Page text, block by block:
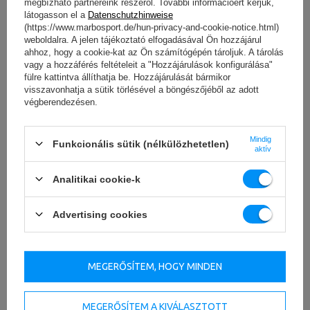
Stabil konstrukció - professzionális használatra szánt
látogasson el a Datenschutzhinweise
(https://www.marbosport.de/hun-privacy-and-cookie-notice.html)
weboldalra. A jelen tájékoztató elfogadásával Ön hozzájárul
ahhoz, hogy a cookie-kat az Ön számítógépén tároljuk. A tárolás
vagy a hozzáférés feltételeit a "Hozzájárulások konfigurálása"
fülre kattintva állíthatja be. Hozzájárulását bármikor
visszavonhatja a sütik törlésével a böngészőjéből az adott
végberendezésen.
Funkcionális sütik (nélkülözhetetlen)
Mindig
aktív
Analitikai cookie-k
Advertising cookies
MEGERŐSÍTEM A KIVÁLASZTOTT
MEGERŐSÍTEM, HOGY MINDEN